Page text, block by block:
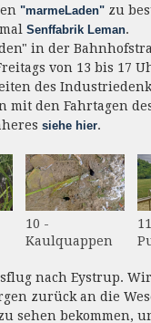
"marmeLaden"zu
Senffabrik Leman.
in der
von 13 bis 17
des
mit den Fahrtagen
siehe hier.
10 -
Kaulquappen
nach Eystrup.
zurück an die
sehen bekommen,